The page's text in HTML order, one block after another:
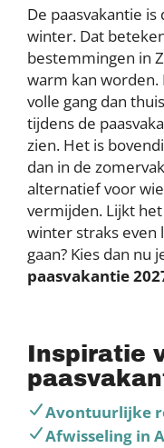
De paasvakantie
winter. Dat
bestemmingen in
warm kan worden.
volle gang dan
tijdens de
zien. Het is
dan in de
alternatief voor
vermijden. Lijkt
winter straks even
gaan? Kies dan nu
paasvakantie
Inspiratie
Avontuurlijke
Afwisseling in